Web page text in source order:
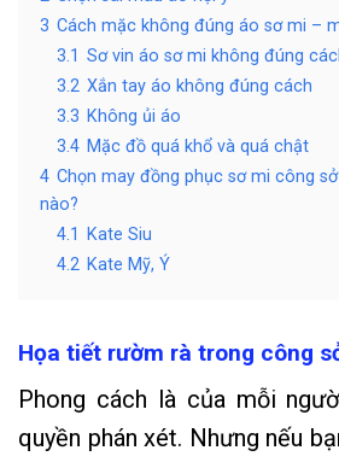
3 Cách mặc không đúng áo sơ mi –
3.1 Sơ vin áo sơ mi không đúng
3.2 Xắn tay áo không đúng cách
3.3 Không ủi áo
3.4 Mặc đồ quá khổ và quá chật
4 Chọn may đồng phục sơ mi công
nào?
4.1
Kate Siu
4.2 Kate Mỹ, Ý
Họa tiết rườm rà trong công
Phong cách là của mỗi
quyền phán xét. Nhưng nếu